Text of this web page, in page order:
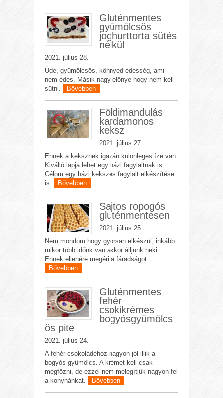
Gluténmentes
gyümölcsös
joghurttorta sütés
nélkül
2021. július 28.
Üde, gyümölcsös, könnyed édesség, ami
nem édes. Másik nagy előnye hogy nem kell
sütni.
Bővebben
Földimandulás
kardamonos
keksz
2021. július 27.
Ennek a keksznek igazán különleges íze van.
Kiválló lapja lehet egy házi fagylaltnak is.
Célom egy házi kekszes fagylalt elkészítése
is.
Bővebben
Sajtos ropogós
gluténmentesen
2021. július 25.
Nem mondom hogy gyorsan elkészül, inkább
mikor több időnk van akkor álljunk neki.
Ennek ellenére megéri a fáradságot.
Bővebben
Gluténmentes
fehér
csokikrémes
bogyósgyümölcs
ös pite
2021. július 24.
A fehér csokoládéhoz nagyon jól illik a
bogyós gyümölcs. A krémet kell csak
megfőzni, de ezzel nem melegítjük nagyon fel
a konyhánkat.
Bővebben